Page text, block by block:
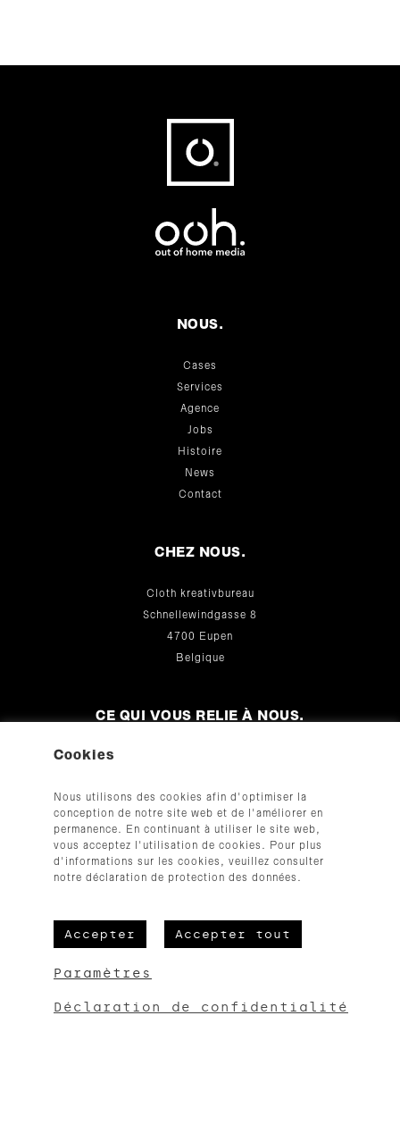
NOUS.
Cases
Services
Agence
Jobs
Histoire
News
Contact
CHEZ NOUS.
Cloth kreativbureau
Schnellewindgasse 8
4700 Eupen
Belgique
CE QUI VOUS RELIE À NOUS.
© 2026
CGV
Cookies
Nous utilisons des cookies afin d'optimiser la
conception de notre site web et de l'améliorer en
permanence. En continuant à utiliser le site web,
vous acceptez l'utilisation de cookies. Pour plus
d'informations sur les cookies, veuillez consulter
notre déclaration de protection des données.
Accepter Accepter tout
Paramètres
Déclaration de confidentialité